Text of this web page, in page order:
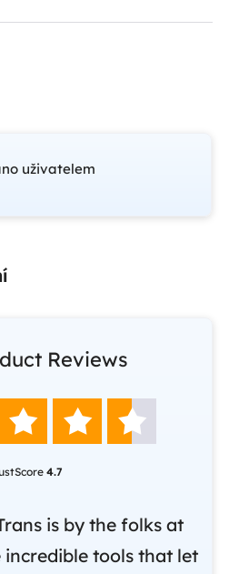
uživatelem
Reviews
  
4.7
is by the folks at
incredible tools that let